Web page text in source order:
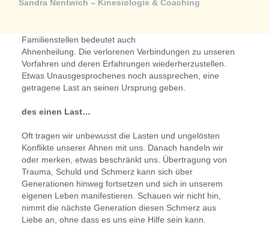
Sandra Nentwich – Kinesiologie & Coaching
Familienstellen bedeutet auch
Ahnenheilung. Die verlorenen Verbindungen zu unseren
Vorfahren und deren Erfahrungen wiederherzustellen.
Etwas Unausgesprochenes noch aussprechen, eine
getragene Last an seinen Ursprung geben.
des einen Last…
Oft tragen wir unbewusst die Lasten und ungelösten
Konflikte unserer Ahnen mit uns. Danach handeln wir
oder merken, etwas beschränkt uns. Übertragung von
Trauma, Schuld und Schmerz kann sich über
Generationen hinweg fortsetzen und sich in unserem
eigenen Leben manifestieren. Schauen wir nicht hin,
nimmt die nächste Generation diesen Schmerz aus
Liebe an, ohne dass es uns eine Hilfe sein kann.